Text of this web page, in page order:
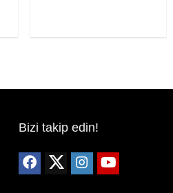
Bizi takip edin!